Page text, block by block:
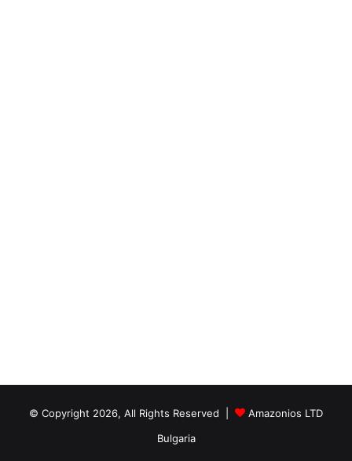
© Copyright 2026, All Rights Reserved |
Amazonios LTD
Bulgaria